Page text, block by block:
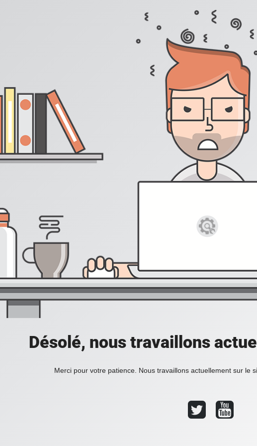
Désolé, nous travaillons
Merci pour votre patience. Nous travaillons actuellement sur le